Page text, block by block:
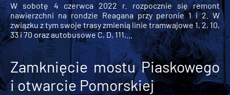
W sobotę 4 czerwca 2022 r. rozpocznie się remont
nawierzchni na rondzie Reagana przy peronie 1 i 2. W
związku z tym swoje trasy zmienią linie tramwajowe 1, 2, 10,
33 i 70 oraz autobusowe C, D, 111,...
Zamknięcie mostu Piaskowego
i otwarcie Pomorskiej